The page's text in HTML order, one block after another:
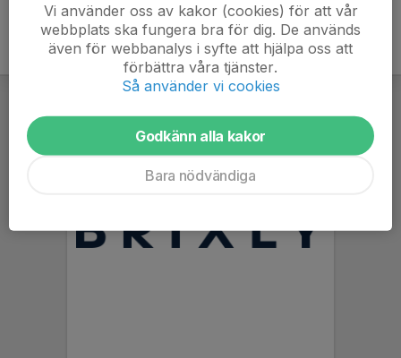
Vi använder oss av kakor (cookies) för att vår
webbplats ska fungera bra för dig. De används
även för webbanalys i syfte att hjälpa oss att
förbättra våra tjänster.
Så använder vi cookies
Godkänn alla kakor
Bara nödvändiga